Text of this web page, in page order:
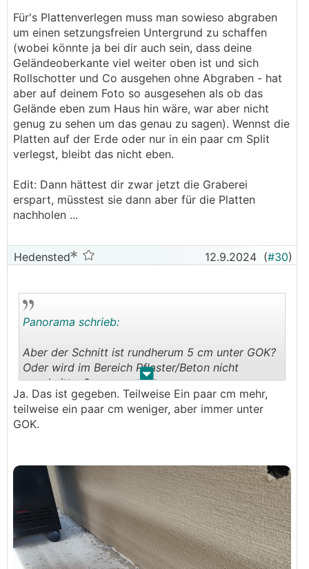
Rund ums Haus kommen Traufenschotter bzw
werden Platten gelegt. Bereich für Platten ist
bereits verdichtet bzw zum Teil betoniert.
Leichter fällt mir mit Sicherheit der Schnitt, da
ich den selbst durchführen kann.
Hätte ich das Ganze aber vor der Fassade
gewusst, so hätte ich mich mit der Sache aber
mehr auseinandergesetzt und die Abschrägung
Aber wie bei so vielen Dingen beim Hausbau
weiß ich erst danach, was ich hätte machen
sollen..
Für's Plattenverlegen muss man sowieso abgraben
um einen setzungsfreien Untergrund zu schaffen
(wobei könnte ja bei dir auch sein, dass deine
Geländeoberkante viel weiter oben ist und sich
Rollschotter und Co ausgehen ohne Abgraben - hat
aber auf deinem Foto so ausgesehen als ob das
Gelände eben zum Haus hin wäre, war aber nicht
genug zu sehen um das genau zu sagen). Wennst die
Platten auf der Erde oder nur in ein paar cm Split
verlegst, bleibt das nicht eben.
Edit: Dann hättest dir zwar jetzt die Graberei
erspart, müsstest sie dann aber für die Platten
nachholen ...
Hedensted 12.9.2024 (#30)
. .
Panorama schrieb:
Aber der Schnitt ist rundherum 5 cm unter GOK?
Oder wird im Bereich Pflaster/Beton nicht
geschnitten?
Evtl. Bilder Bereich Pflaster/Beton.
Ja. Das ist gegeben. Teilweise Ein paar cm mehr,
teilweise ein paar cm weniger, aber immer unter
GOK.